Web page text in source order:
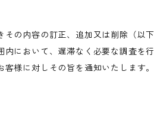
の内容の訂正、追加又は削除（以
において、遅滞なく必要な調査を
様に対しその旨を通知いたします